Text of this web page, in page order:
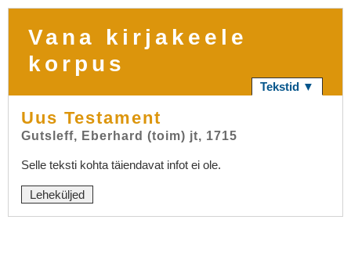
Vana kirjakeele
korpus
Tekstid ▼
Uus Testament
Gutsleff, Eberhard (toim) jt, 1715
Selle teksti kohta täiendavat infot ei ole.
Leheküljed